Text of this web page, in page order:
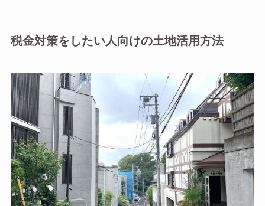
税金対策をしたい人向けの土地活用方法